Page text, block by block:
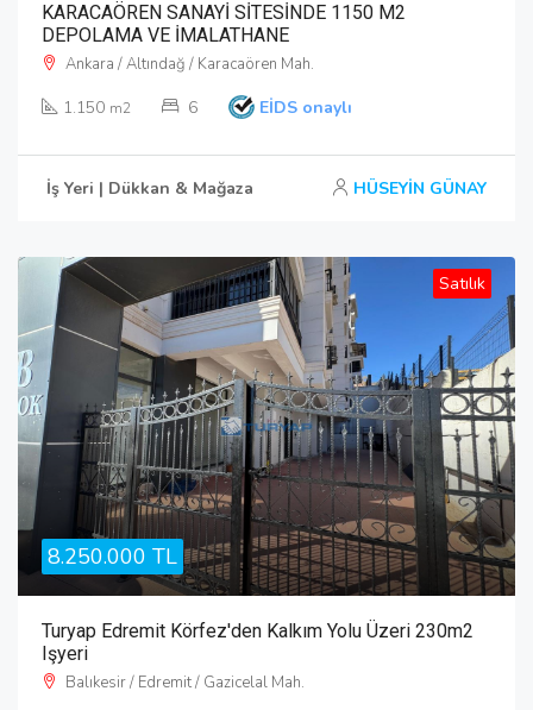
KARACAÖREN SANAYİ SİTESİNDE 1150 M2
DEPOLAMA VE İMALATHANE
Ankara / Altındağ / Karacaören Mah.
1.150 m2 6 EİDS onaylı
İş Yeri | Dükkan & Mağaza HÜSEYİN GÜNAY
Satılık
8.250.000 TL
Turyap Edremit Körfez'den Kalkım Yolu Üzeri 230m2
Işyeri
Balıkesir / Edremit / Gazicelal Mah.